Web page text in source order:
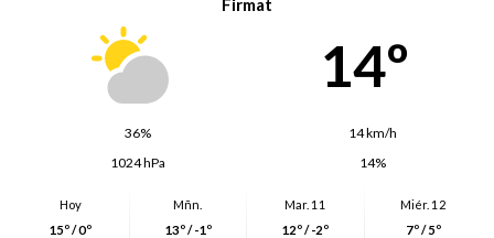
Firmat
14º
36%
14 km/h
1024 hPa
14%
Hoy
15º / 0º
Mñn.
13º / -1º
Mar. 11
12º / -2º
Miér. 12
7º / 5º